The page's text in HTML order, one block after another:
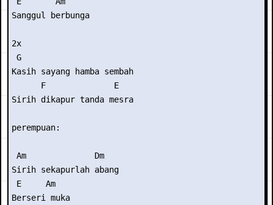
Sanggul berbunga
2x
G
Kasih sayang hamba sembah
      F              E
Sirih dikapur tanda mesra
perempuan:
Am              Dm
Sirih sekapurlah abang
E     Am
Berseri muka